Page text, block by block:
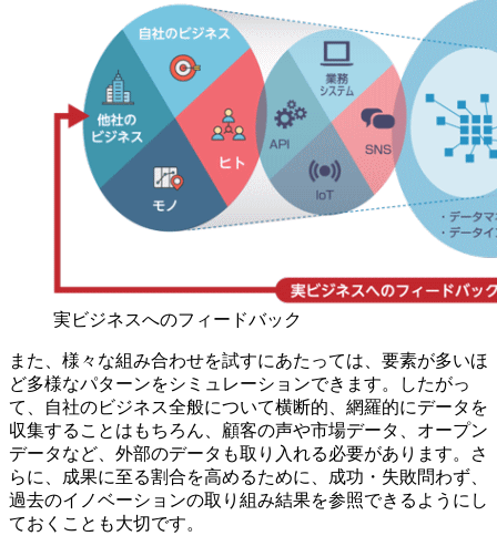
実ビジネスへのフィードバック
また、様々な組み合わせを試すにあたっては、要素が多いほ
ど多様なパターンをシミュレーションできます。したがっ
て、自社のビジネス全般について横断的、網羅的にデータを
収集することはもちろん、顧客の声や市場データ、オープン
データなど、外部のデータも取り入れる必要があります。さ
らに、成果に至る割合を高めるために、成功・失敗問わず、
過去のイノベーションの取り組み結果を参照できるようにし
ておくことも大切です。